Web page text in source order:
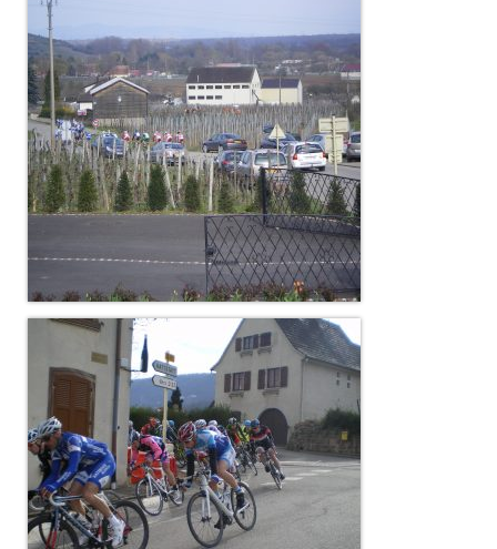
Classements
Route
VTT
BMX
Cyclo-Cross
Actualités
Préparation
Plan d’entraînement 2026
Préparation Physique
Documentation